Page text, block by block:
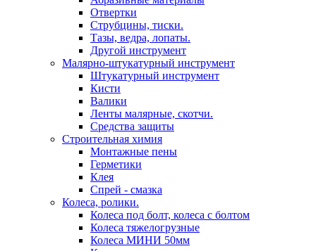
Отвертки
Cтрубцины, тиски.
Тазы, ведра, лопаты.
Другой инструмент
Малярно-штукатурный инструмент
Штукатурный инструмент
Кисти
Валики
Ленты малярные, скотчи.
Средства защиты
Строительная химия
Монтажные пены
Герметики
Клея
Спрей - смазка
Колеса, ролики.
Колеса под болт, колеса с болтом
Колеса тяжелогрузные
Колеса МИНИ 50мм